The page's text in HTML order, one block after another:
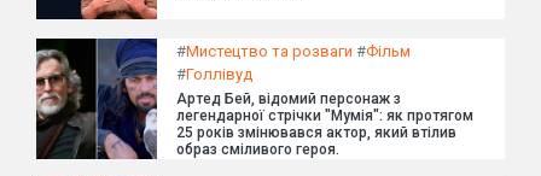
#Мистецтво та розваги #Фільм
#Голлівуд
Артед Бей, відомий персонаж з
легендарної стрічки "Мумія": як протягом
25 років змінювався актор, який втілив
образ сміливого героя.